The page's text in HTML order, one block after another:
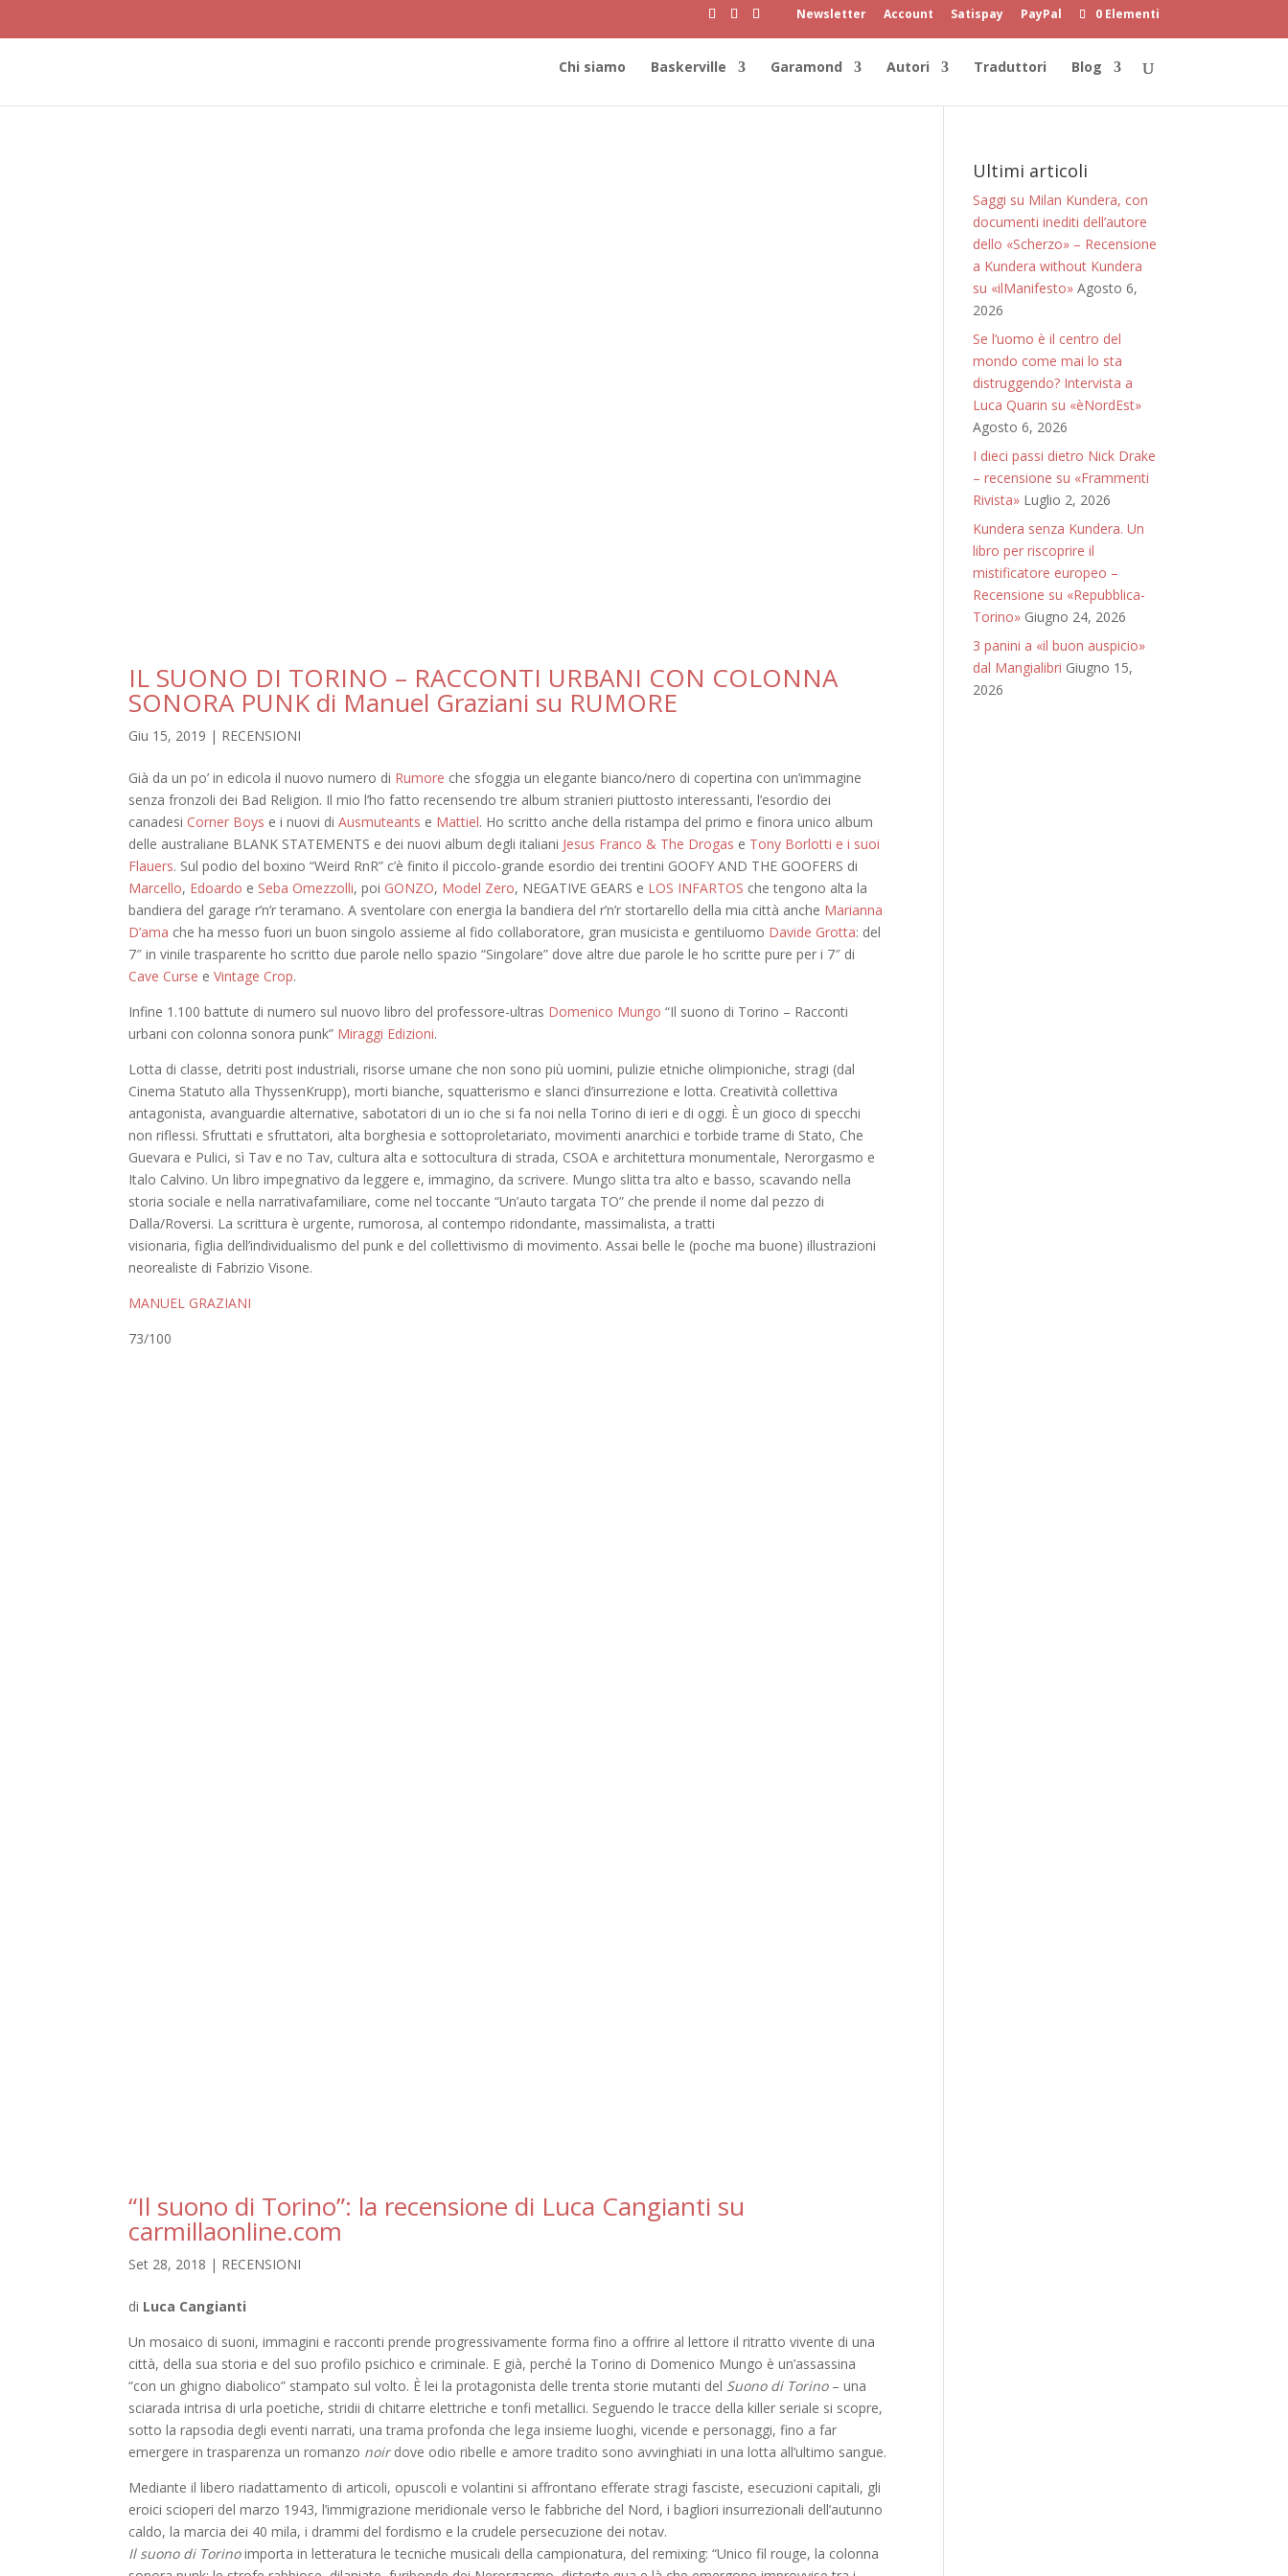
Newsletter Account Satispay PayPal 0 Elementi
Chi siamo Baskerville Garamond Autori Traduttori Blog
IL SUONO DI TORINO – RACCONTI URBANI CON COLONNA
SONORA PUNK di Manuel Graziani su RUMORE
Giu 15, 2019 | RECENSIONI
Già da un po’ in edicola il nuovo numero di Rumore che sfoggia un elegante bianco/nero di copertina con un’immagine
senza fronzoli dei Bad Religion. Il mio l’ho fatto recensendo tre album stranieri piuttosto interessanti, l’esordio dei
canadesi Corner Boys e i nuovi diAusmuteants e Mattiel. Ho scritto anche della ristampa del primo e finora unico album
delle australiane BLANK STATEMENTS e dei nuovi album degli italiani Jesus Franco & The Drogas e Tony Borlotti e i suoi
Flauers. Sul podio del boxino “Weird RnR” c’è finito il piccolo-grande esordio dei trentini GOOFY AND THE GOOFERS di
Marcello, Edoardo e Seba Omezzolli, poi GONZO, Model Zero, NEGATIVE GEARS e LOS INFARTOS che tengono alta la
bandiera del garage r’n’r teramano. A sventolare con energia la bandiera del r’n’r stortarello della mia città anche Marianna
D’ama che ha messo fuori un buon singolo assieme al fido collaboratore, gran musicista e gentiluomo Davide Grotta: del
7″ in vinile trasparente ho scritto due parole nello spazio “Singolare” dove altre due parole le ho scritte pure per i 7″ di
Cave Curse eVintage Crop.
Infine 1.100 battute di numero sul nuovo libro del professore-ultras Domenico Mungo “Il suono di Torino – Racconti
urbani con colonna sonora punk” Miraggi Edizioni.
Lotta di classe, detriti post industriali,risorse umane che non sono più uomini,pulizie etniche olimpioniche, stragi (dal
Cinema Statuto alla ThyssenKrupp), morti bianche, squatterismo e slanci d’insurrezione e lotta. Creatività collettiva
antagonista, avanguardie alternative, sabotatori di un io che si fa noi nella Torino di ieri e di oggi. È un gioco di specchi
non riflessi. Sfruttati e sfruttatori, alta borghesia e sottoproletariato, movimenti anarchici e torbide trame di Stato, Che
Guevara e Pulici, sì Tav e no Tav, cultura alta e sottocultura di strada, CSOA e architettura monumentale, Nerorgasmo e
Italo Calvino. Un libroimpegnativo da leggere e, immagino, da scrivere. Mungo slitta tra alto e basso, scavando nella
storia sociale e nella narrativafamiliare, come nel toccante “Un’auto targata TO” che prende il nome dal pezzo di
Dalla/Roversi. La scrittura èurgente,rumorosa, al contemporidondante, massimalista, a tratti
visionaria, figlia dell’individualismo del punk e del collettivismo di movimento. Assai belle le (poche ma buone) illustrazioni
neorealiste di Fabrizio Visone.
MANUEL GRAZIANI
73/100
“Il suono di Torino”: la recensione di Luca Cangianti su
carmillaonline.com
Set 28, 2018 | RECENSIONI
di Luca Cangianti
Un mosaico di suoni, immagini e racconti prende progressivamente forma fino a offrire al lettore il ritratto vivente di una
città, della sua storia e del suo profilo psichico e criminale. E già, perché la Torino di Domenico Mungo è un’assassina
“con un ghigno diabolico” stampato sul volto. È lei la protagonista delle trenta storie mutanti del Suono di Torino – una
sciarada intrisa di urla poetiche, stridii di chitarre elettriche e tonfi metallici. Seguendo le tracce della killer seriale si scopre,
sotto la rapsodia degli eventi narrati, una trama profonda che lega insieme luoghi, vicende e personaggi, fino a far
emergere in trasparenza un romanzo noirdove odio ribelle e amore tradito sono avvinghiati in una lotta all’ultimo sangue.
Mediante il libero riadattamento di articoli, opuscoli e volantini si affrontano efferate stragi fasciste, esecuzioni capitali, gli
eroici scioperi del marzo 1943, l’immigrazione meridionale verso le fabbriche del Nord, i bagliori insurrezionali dell’autunno
caldo, la marcia dei 40 mila, i drammi del fordismo e la crudele persecuzione dei notav.
Il suono di Torinoimporta in letteratura le tecniche musicali della campionatura, del remixing: “Unico fil rouge, la colonna
Ultimi articoli
Saggi su Milan Kundera, con
documenti inediti dell’autore
dello «Scherzo» – Recensione
a Kundera without Kundera
su «ilManifesto» Agosto 6,
2026
Se l’uomo è il centro del
mondo come mai lo sta
distruggendo? Intervista a
Luca Quarin su «èNordEst»
Agosto 6, 2026
I dieci passi dietro Nick Drake
– recensione su «Frammenti
Rivista» Luglio 2, 2026
Kundera senza Kundera. Un
libro per riscoprire il
mistificatore europeo –
Recensione su «Repubblica-
Torino» Giugno 24, 2026
3 panini a «il buon auspicio»
dal Mangialibri Giugno 15,
2026